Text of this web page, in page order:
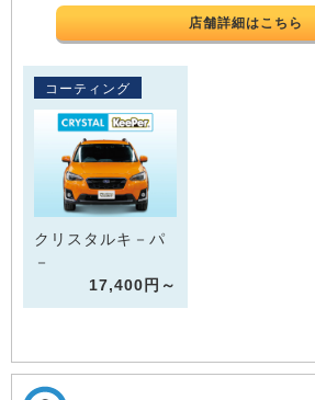
店舗詳細はこちら
コーティング
クリスタルキ－パ
－
17,400円～